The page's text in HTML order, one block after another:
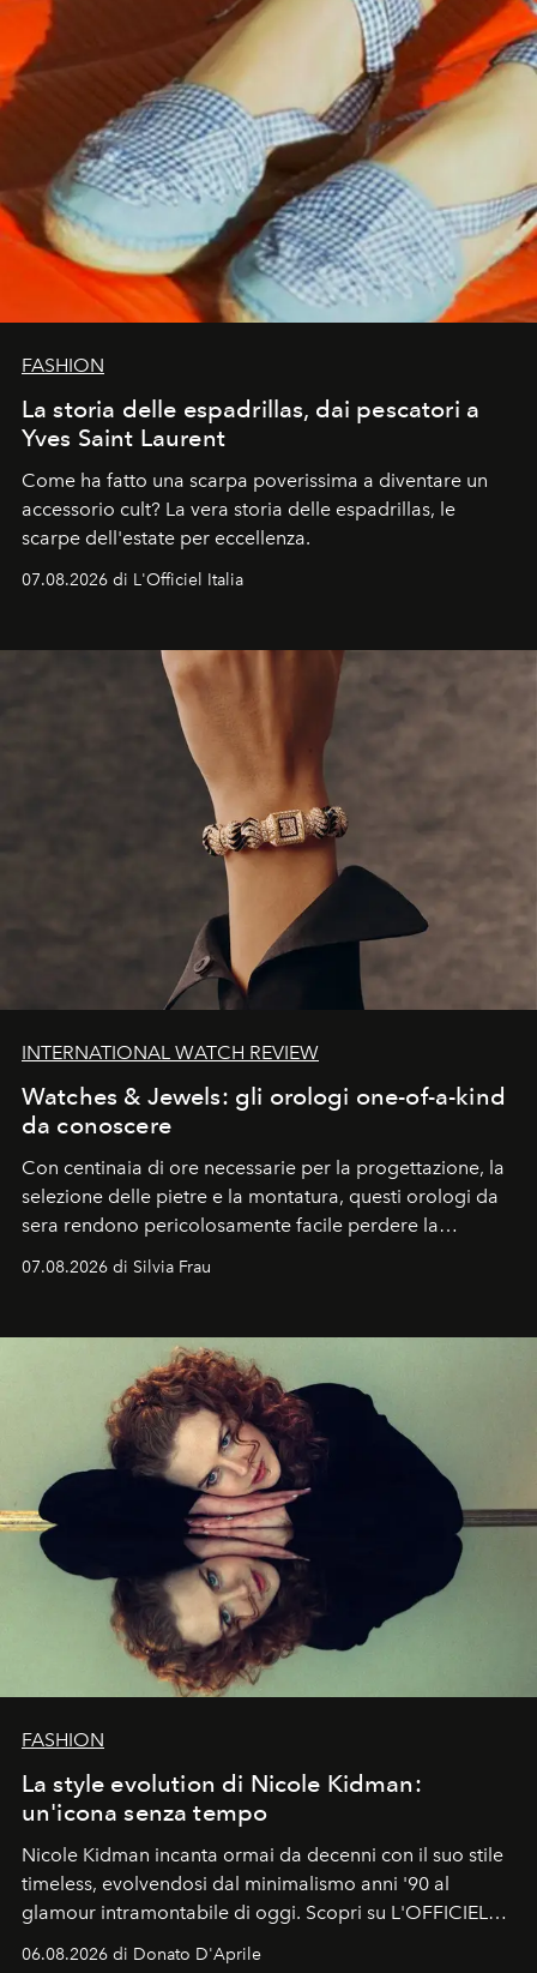
FASHION
La storia delle espadrillas, dai pescatori a
Yves Saint Laurent
Come ha fatto una scarpa poverissima a diventare un
accessorio cult? La vera storia delle espadrillas, le
scarpe dell'estate per eccellenza.
07.08.2026 di L'Officiel Italia
INTERNATIONAL WATCH REVIEW
Watches & Jewels: gli orologi one-of-a-kind
da conoscere
Con centinaia di ore necessarie per la progettazione, la
selezione delle pietre e la montatura, questi orologi da
sera rendono pericolosamente facile perdere la
cognizione del tempo. Ma con quadranti così
07.08.2026 di Silvia Frau
FASHION
La style evolution di Nicole Kidman:
un'icona senza tempo
Nicole Kidman incanta ormai da decenni con il suo stile
timeless, evolvendosi dal minimalismo anni '90 al
glamour intramontabile di oggi. Scopri su L'OFFICIEL
Italia la sua style evolution.
06.08.2026 di Donato D'Aprile